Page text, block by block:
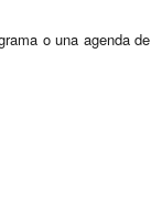
o una agenda de